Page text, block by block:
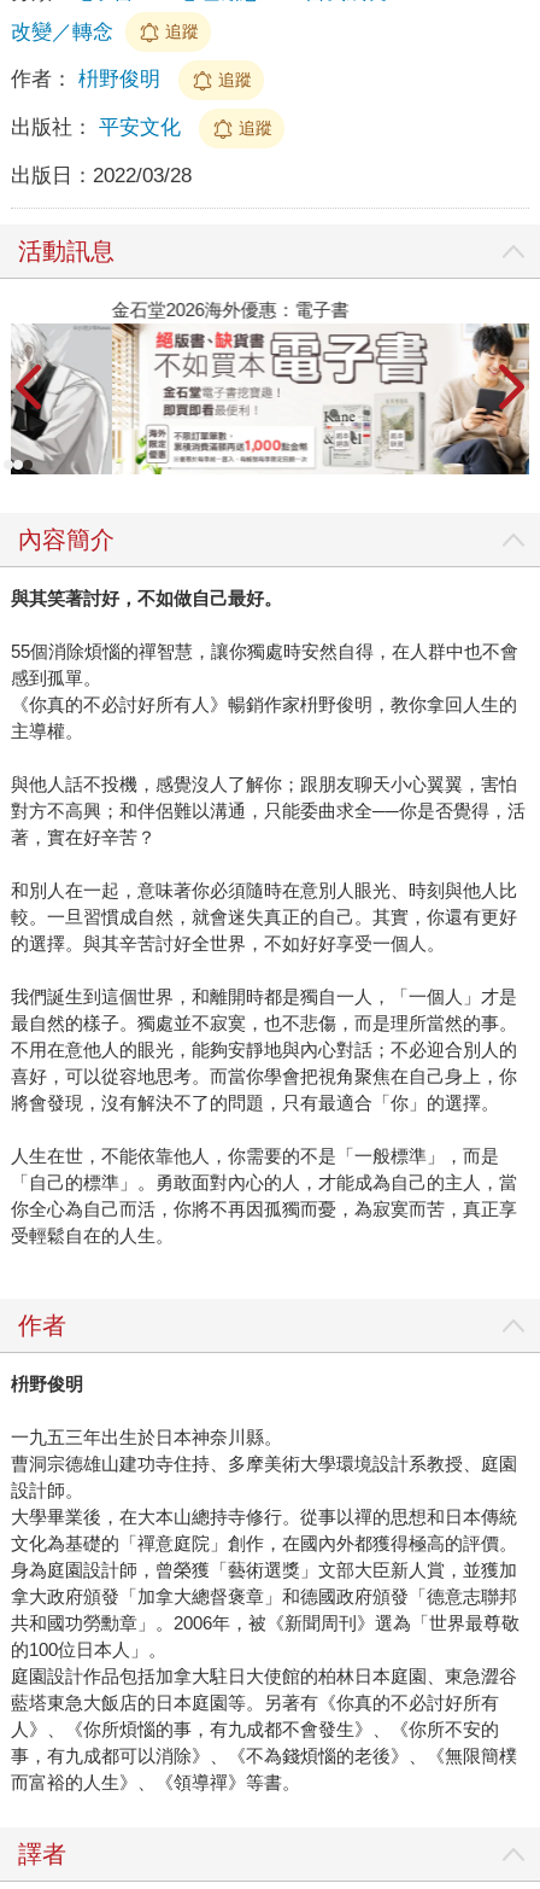
改變／轉念
追蹤
作者： 枡野俊明 追蹤
出版社： 平安文化 追蹤
出版日： 2022/03/28
活動訊息
金石堂2026海外優惠：電子書
內容簡介
與其笑著討好，不如做自己最好。
55個消除煩惱的禪智慧，讓你獨處時安然自得，在人群中也不會
感到孤單。
《你真的不必討好所有人》暢銷作家枡野俊明，教你拿回人生的
主導權。
與他人話不投機，感覺沒人了解你；跟朋友聊天小心翼翼，害怕
對方不高興；和伴侶難以溝通，只能委曲求全──你是否覺得，活
著，實在好辛苦？
和別人在一起，意味著你必須隨時在意別人眼光、時刻與他人比
較。一旦習慣成自然，就會迷失真正的自己。其實，你還有更好
的選擇。與其辛苦討好全世界，不如好好享受一個人。
我們誕生到這個世界，和離開時都是獨自一人，「一個人」才是
最自然的樣子。獨處並不寂寞，也不悲傷，而是理所當然的事。
不用在意他人的眼光，能夠安靜地與內心對話；不必迎合別人的
喜好，可以從容地思考。而當你學會把視角聚焦在自己身上，你
將會發現，沒有解決不了的問題，只有最適合「你」的選擇。
人生在世，不能依靠他人，你需要的不是「一般標準」，而是
「自己的標準」。勇敢面對內心的人，才能成為自己的主人，當
你全心為自己而活，你將不再因孤獨而憂，為寂寞而苦，真正享
受輕鬆自在的人生。
作者
枡野俊明
一九五三年出生於日本神奈川縣。
曹洞宗德雄山建功寺住持、多摩美術大學環境設計系教授、庭園
設計師。
大學畢業後，在大本山總持寺修行。從事以禪的思想和日本傳統
文化為基礎的「禪意庭院」創作，在國內外都獲得極高的評價。
身為庭園設計師，曾榮獲「藝術選獎」文部大臣新人賞，並獲加
拿大政府頒發「加拿大總督褒章」和德國政府頒發「德意志聯邦
共和國功勞勳章」。2006年，被《新聞周刊》選為「世界最尊敬
的100位日本人」。
庭園設計作品包括加拿大駐日大使館的柏林日本庭園、東急澀谷
藍塔東急大飯店的日本庭園等。另著有《你真的不必討好所有
人》、《你所煩惱的事，有九成都不會發生》、《你所不安的
事，有九成都可以消除》、《不為錢煩惱的老後》、《無限簡樸
而富裕的人生》、《領導禪》等書。
譯者